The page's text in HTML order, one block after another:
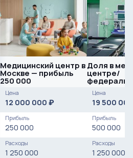
Медицинский центр в
Москве — прибыль
250 000
Цена
12 000 000 ₽
Прибыль
250 000
Расходы
1 250 000
Доля в
центре/
стандарты
Цена
19 500
Прибыль
500 000
Расходы
1 250 000